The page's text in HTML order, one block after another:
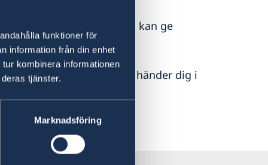
funktioner för
information från din enhet
kombinera informationen
tjänster.
Marknadsföring
sitt försäkringsbolag som kan ge
av försäkringen.
försäkringar om något händer dig i